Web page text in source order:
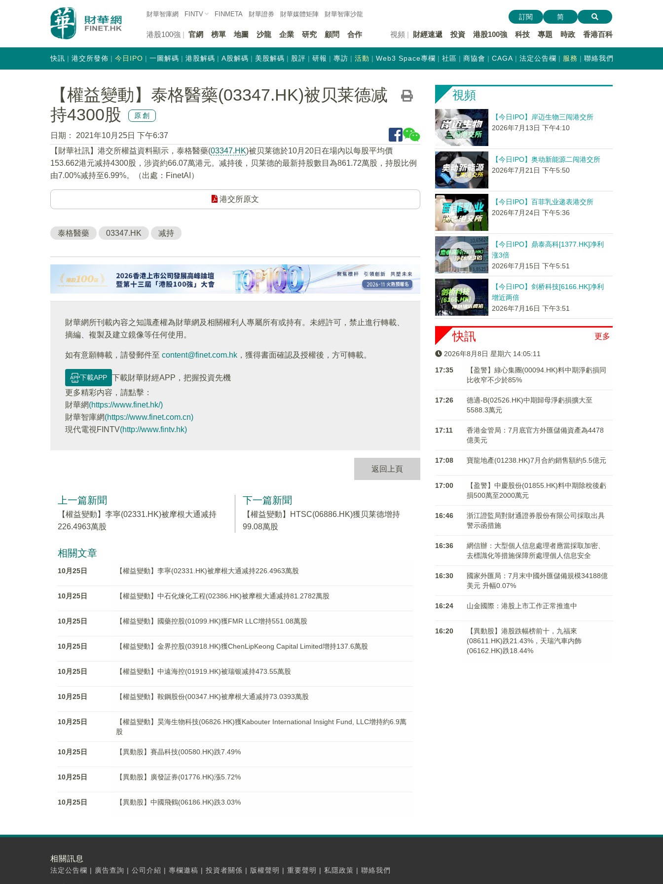
財華智庫網 FINTV FINMETA 財華證券 財華媒體矩陣 財華智庫沙龍
港股100強 官網 榜單 地圖 沙龍 企業 研究 顧問 合作 視頻 財經速遞 投資 港股100強 科技 專題 時政 香港百科
訂閱 简
快訊 港交所發佈 今日IPO 一圖解碼 港股解碼 A股解碼 美股解碼 股評 研報 專訪 活動 Web3 Space專欄 社區 商協會 CAGA 法定公告欄 服務 聯絡我們
【權益變動】泰格醫藥(03347.HK)被贝莱德减
持4300股
原創
日期：
2021年10月25日 下午6:37
【財華社訊】港交所權益資料顯示，泰格醫藥(03347.HK)被贝莱德於10月20日在場內以每股平均價
153.662港元减持4300股，涉資約66.07萬港元。减持後，贝莱德的最新持股數目為861.72萬股，持股比例
由7.00%减持至6.99%。（出處：FinetAI）
港交所原文
泰格醫藥 03347.HK 减持
財華網所刊載內容之知識產權為財華網及相關權利人專屬所有或持有。未經許可，禁止進行轉載、
摘編、複製及建立鏡像等任何使用。
如有意願轉載，請發郵件至 content@finet.com.hk ，獲得書面確認及授權後，方可轉載。
下載APP
下載財華財經APP，把握投資先機
更多精彩内容，請點擊：
財華網(https://www.finet.hk/)
財華智庫網(https://www.finet.com.cn)
現代電視FINTV(http://www.fintv.hk)
返回上頁
上一篇新聞
【權益變動】李寧(02331.HK)被摩根大通减持
226.4963萬股
下一篇新聞
【權益變動】HTSC(06886.HK)獲贝莱德增持
99.08萬股
相關文章
10月25日 【權益變動】李寧(02331.HK)被摩根大通减持226.4963萬股
10月25日 【權益變動】中石化煉化工程(02386.HK)被摩根大通减持81.2782萬股
10月25日 【權益變動】國藥控股(01099.HK)獲FMR LLC增持551.08萬股
10月25日 【權益變動】金界控股(03918.HK)獲ChenLipKeong Capital Limited增持137.6萬股
10月25日 【權益變動】中遠海控(01919.HK)被瑞银减持473.55萬股
10月25日 【權益變動】鞍鋼股份(00347.HK)被摩根大通减持73.0393萬股
10月25日
【權益變動】昊海生物科技(06826.HK)獲Kabouter International Insight Fund, LLC增持約6.9萬
股
10月25日 【異動股】賽晶科技(00580.HK)跌7.49%
10月25日 【異動股】廣發証券(01776.HK)漲5.72%
10月25日 【異動股】中國飛鶴(06186.HK)跌3.03%
視頻
【今日IPO】岸迈生物三闯港交所
2026年7月13日 下午4:10
【今日IPO】奥动新能源二闯港交所
2026年7月21日 下午5:50
【今日IPO】百菲乳业递表港交所
2026年7月24日 下午5:36
【今日IPO】鼎泰高科[1377.HK]净利
涨3倍
2026年7月15日 下午5:51
【今日IPO】剑桥科技[6166.HK]净利
增近两倍
2026年7月16日 下午3:51
更多
快訊
2026年8月8日 星期六 14:05:11
17:35
【盈警】綠心集團(00094.HK)料中期淨虧損同
比收窄不少於85%
17:26
德適-B(02526.HK)中期歸母淨虧損擴大至
5588.3萬元
17:11
香港金管局：7月底官方外匯儲備資產為4478
億美元
17:08 寶龍地產(01238.HK)7月合約銷售額約5.5億元
17:00
【盈警】中慶股份(01855.HK)料中期除稅後虧
損500萬至2000萬元
16:46
浙江證監局對財通證券股份有限公司採取出具
警示函措施
16:36
網信辦：大型個人信息處理者應當採取加密、
去標識化等措施保障所處理個人信息安全
16:30
國家外匯局：7月末中國外匯儲備規模34188億
美元 升幅0.07%
16:24 山金國際：港股上市工作正常推進中
16:20
【異動股】港股跌幅榜前十，九福來
(08611.HK)跌21.43%，天瑞汽車内飾
(06162.HK)跌18.44%
相關訊息
法定公告欄 | 廣告查詢 | 公司介紹 | 專欄邀稿 | 投資者關係 | 版權聲明 | 重要聲明 | 私隱政策 | 聯絡我們